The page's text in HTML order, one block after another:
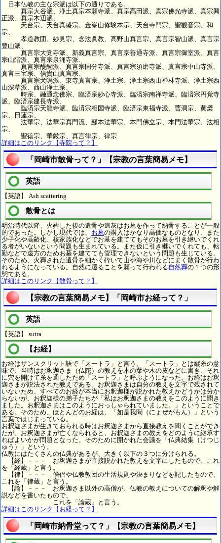
日本仏教の主な宗派は以下の通りである。
真宗大谷派、浄土真宗本願寺派、真宗高田派、真宗佛光寺派、真宗興
正派、真宗木辺派、
天台宗、天台真盛宗、金峯山修験本宗、天台寺門宗、聖観音宗、和
宗、
孝道教団、妙見宗、念法眞教、高野山真言宗、真言宗智山派、真言宗
豊山派、
真言宗大覚寺派、新義真言宗、真言宗善通寺派、真言宗御室派、真言
宗山階派、真言宗泉涌寺派、
真言宗醍醐派、真言宗国分寺派、真言宗須磨寺派、真言宗中山寺派、
真言三宝宗、信貴山真言宗、
真言宗犬鳴派、東寺真言宗、浄土宗、浄土宗西山禅林寺派、浄土宗西
山深草派、西山浄土宗、
時宗、融通念佛宗、臨済宗妙心寺派、臨済宗南禅寺派、臨済宗円覚寺
派、臨済宗建長寺派、
臨済宗天龍寺派、臨済宗相国寺派、臨済宗東福寺派、曹洞宗、黄檗
宗、日蓮宗、
法華宗、法華宗真門流、顯本法華宗、本門佛立宗、本門法華宗、法相
宗、
聖徳宗、華厳宗、真言律宗、律宗
詳細はこのリンク【寺院って？】
「岡崎市散骨って？」【宗教の言葉簡易メモ】
英語
【英語】 Ash scattering
散骨とは
明治時代以降、火葬した後の遺骨や遺灰はお墓を作って納骨することが一般
的であった。しかし現代では、 お墓の購入はかなり高価なものとなり、また
少子化や高齢化、核家族化などでお墓を建ててもそのお墓を引き継いでくれ
る者がいないという問題も生まれている。また仮に引き継いでくれても、転
勤などで遠方のためお墓を建てても管理できないという問題も生じている。
そのため、火葬された遺骨を細かく砕いて山や海や川などにまく散骨が行わ
れるようになっている。自然に還ることを願って行われる自然葬の１つの形
態である。
詳細はこのリンク【散骨って？】
【宗教の言葉簡易メモ】「岡崎市お経って？」
英語
【英語】 sutra
【お経】
お経はサンスクリット語で「スートラ」と言う。「スートラ」とは縦糸の意
味で、当時はお釈迦さま（仏陀）の教えを木の葉や木の皮などに書き、それ
に穴を開けて糸を通したため「スートラ」と呼ぶようになった。お経はお釈
迦さまが説法された教えである。お釈迦さまは自分の教えを文字で残されて
いないため、すべてのお経が本当にお釈迦様が説かれた教えかどうかは分か
らないが、お釈迦様の弟子たちが「私はお釈迦さまの教えをこのように聞き
ました。お釈迦さまはこのようにおっしゃられていました。」ということで
ある。そのため、ほとんどのお経は、「如是我聞（にょぜがもん）」という
言葉ではじまっている。
お釈迦さまが生きておられる時はお釈迦さまから直接教えを聞くことができ
たが、お釈迦さまが亡くなられると、お釈迦さまの教えをどのように継承す
ればよいかが問題となった。そのために開かれた会議を「仏典結集（けつじ
ゅう）」という。
仏教にはたくさんの仏典があるが、大きく以下の３つに分けられる。
【経】－－－ お釈迦さまが直接説かれた教えを文字にしたもので、これ
を「経蔵」と言う。
【律】－－－ 僧侶や仏教教団の生活規則や決まりなどを記したもので、
これを「律蔵」と言う。
【論】－－－ お釈迦さま以外の高僧が、仏教の教えについての解釈や解
説などを書いたもので、
これを「論蔵」と言う。
詳細はこのリンク【お経って？】
「岡崎市納骨堂って？」【宗教の言葉簡易メモ】